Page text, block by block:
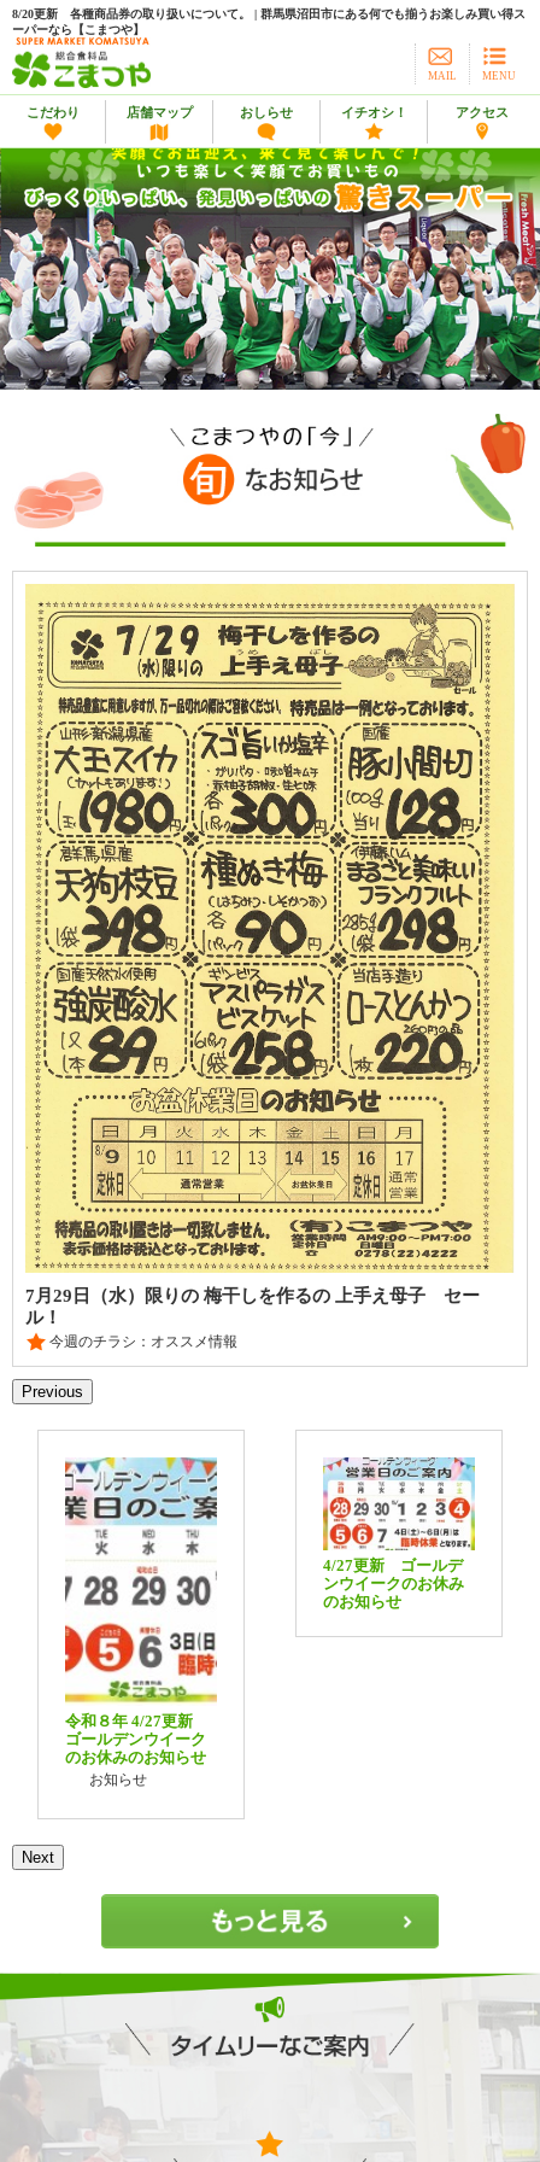
8/20更新 各種商品券の取り扱いについて。 | 群馬県沼田市にある何でも揃うお楽しみ買い得ス
ーパーなら【こまつや】
MENU
MAIL
こだわり 店舗マップ おしらせ イチオシ！ アクセス
7月29日（水）限りの 梅干しを作るの 上手え母子 セー
ル！
今週のチラシ：オススメ情報
Previous
令和８年 4/27更新
ゴールデンウイーク
のお休みのお知らせ
お知らせ
4/27更新 ゴールデ
ンウイークのお休み
のお知らせ
Next